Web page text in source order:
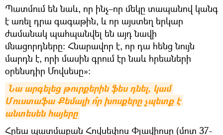
Պատմում են նաև, որ ինչ–որ մեկը տապանով կանգ
է առել դրա գագաթին, և որ այստեղ երկար
ժամանակ պահպանվել են այդ նավի
մնացորդները։ Հնարավոր է, որ դա հենց նույն
մարդն է, որի մասին գրում էր նաև հրեաների
օրենսդիր Մովսեսը»։
Նա արգելեց թուրքերին ֆես դնել, կամ
Մուստաֆա Քեմալի ո՞ր խոսքերը չպետք է
անտեսեն հայերը
Հրեա պատմաբան Հովսեփոս Փլավիոսը (մոտ 37-